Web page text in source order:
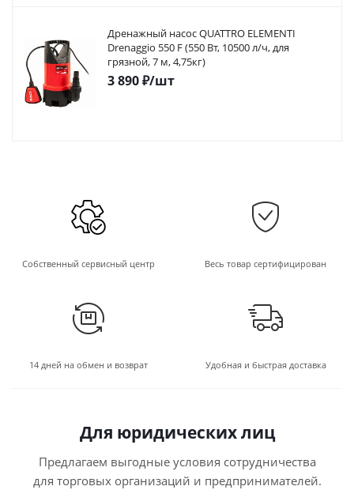
Дренажный насос QUATTRO ELEMENTI
Drenaggio 550 F (550 Вт, 10500 л/ч, для
грязной, 7 м, 4,75кг)
3 890₽/шт
Собственный сервисный центр Весь товар сертифицирован
14 дней на обмен и возврат Удобная и быстрая доставка
Для юридических лиц
Предлагаем выгодные условия сотрудничества
для торговых организаций и предпринимателей.